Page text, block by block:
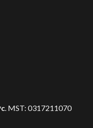
. MST: 0317211070